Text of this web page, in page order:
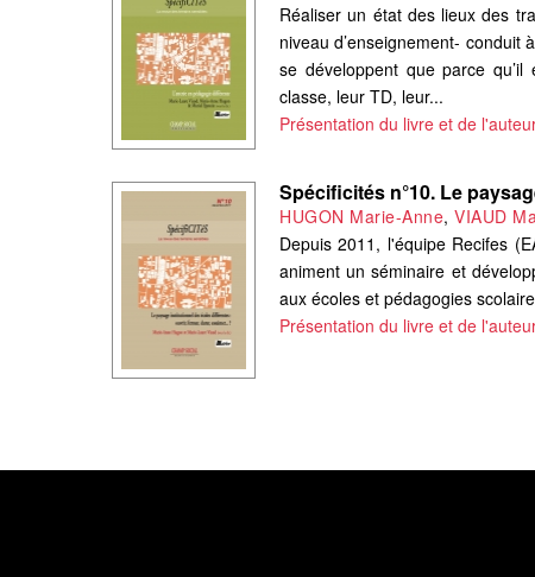
Réaliser un état des lieux des
niveau d’enseignement-
se développent que parce
classe, leur TD, leur...
Présentation du livre et de
Spécificités n°10. Le
HUGON Marie-Anne,VIAUD
Depuis 2011, l'équipe Recifes
animent un séminaire et
aux écoles et pédagogies
Présentation du livre et de